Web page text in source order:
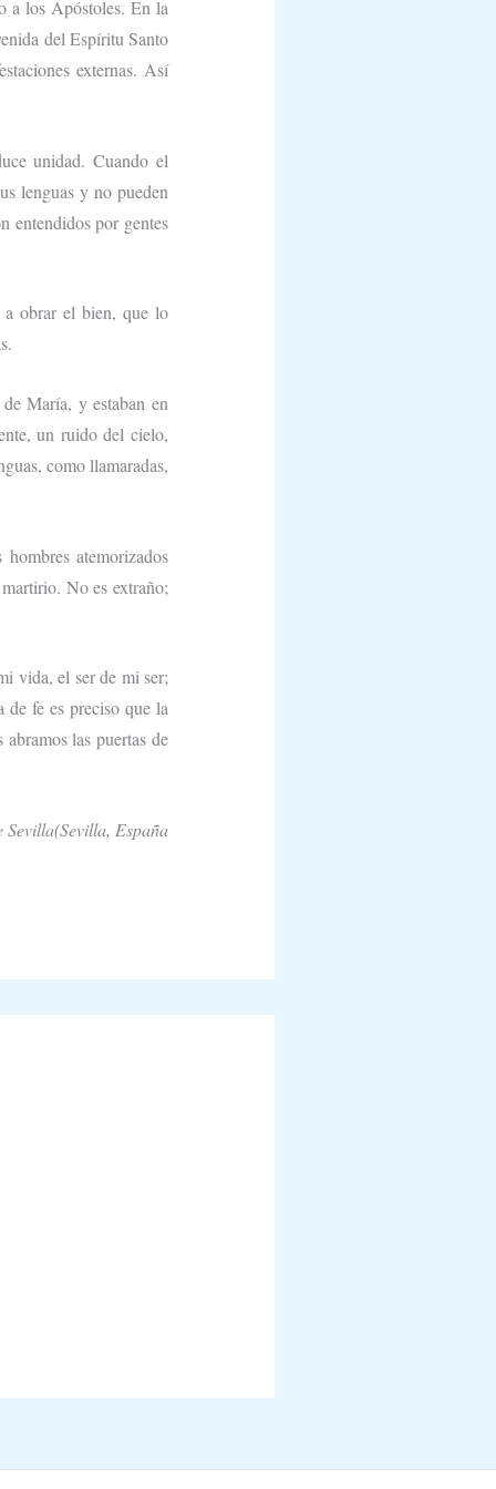
a los Apóstoles. En la
del Espíritu Santo
externas. Así
unidad. Cuando el
lenguas y no pueden
entendidos por gentes
obrar el bien, que lo
María, y estaban en
un ruido del cielo,
como llamaradas,
atemorizados
No es extraño;
vida, el ser de mi ser;
fe es preciso que la
las puertas de
Sevilla(Sevilla, España